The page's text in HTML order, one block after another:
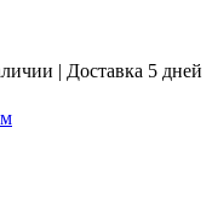
| Доставка 5 дней